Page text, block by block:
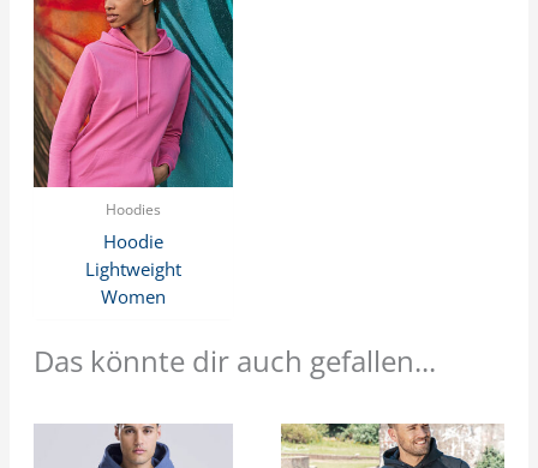
Hoodies
Hoodie
Lightweight
Women
Das könnte dir auch gefallen...